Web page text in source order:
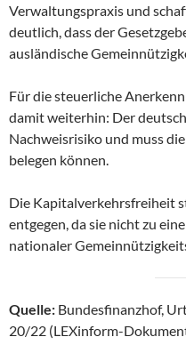
Verwaltungspraxis und
deutlich, dass der
ausländische
Für die steuerliche
damit weiterhin: Der
Nachweisrisiko und muss
belegen können.
Die Kapitalverkehrsfreiheit
entgegen, da sie nicht zu
nationaler
Quelle: Bundesfinanzhof,
20/22 (LEXinform-